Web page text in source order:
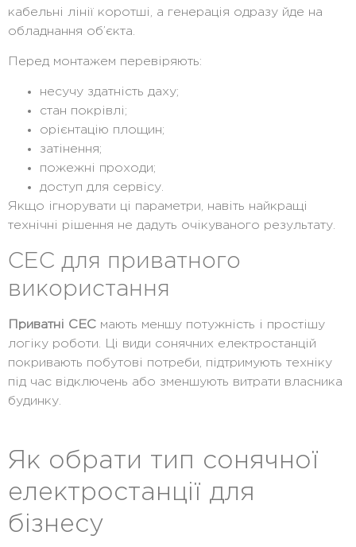
кабельні лінії коротші, а генерація одразу йде на
обладнання об’єкта.
Перед монтажем перевіряють:
несучу здатність даху;
стан покрівлі;
орієнтацію площин;
затінення;
пожежні проходи;
доступ для сервісу.
Якщо ігнорувати ці параметри, навіть найкращі
технічні рішення не дадуть очікуваного результату.
СЕС для приватного
використання
Приватні СЕС мають меншу потужність і простішу
логіку роботи. Ці види сонячних електростанцій
покривають побутові потреби, підтримують техніку
під час відключень або зменшують витрати власника
будинку.
Як обрати тип сонячної
електростанції для
бізнесу